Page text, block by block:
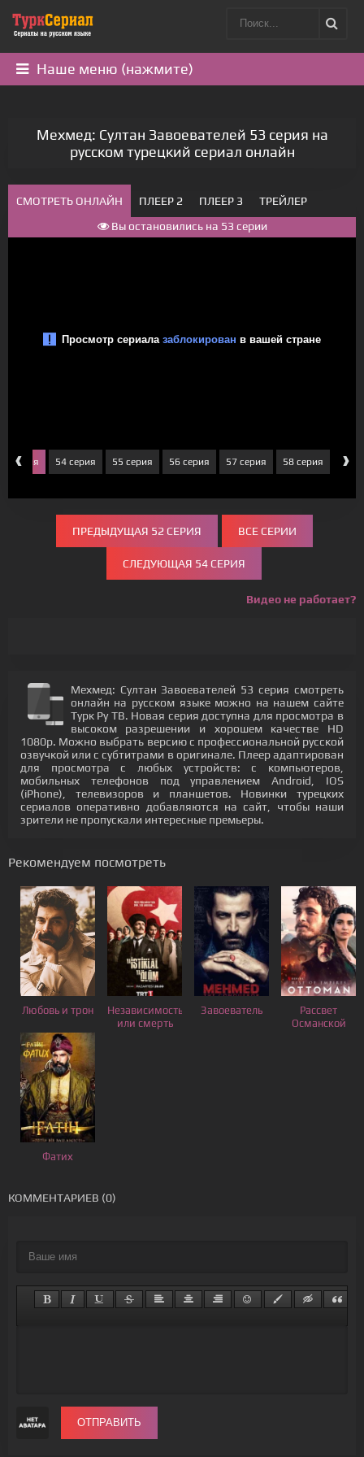
Наше меню (нажмите)
Мехмед: Султан Завоевателей 53 серия на
русском турецкий сериал онлайн
СМОТРЕТЬ ОНЛАЙН ПЛЕЕР 2 ПЛЕЕР 3
ТРЕЙЛЕР
Вы остановились на 53 серии
‹
серия 54 серия 55 серия 56 серия 57 серия 58 серия 59
›
ПРЕДЫДУЩАЯ 52 СЕРИЯ ВСЕ СЕРИИ
СЛЕДУЮЩАЯ 54 СЕРИЯ
Видео не работает?
Мехмед: Султан Завоевателей 53 серия смотреть
онлайн на русском языке можно на нашем сайте
Турк Ру ТВ. Новая серия доступна для просмотра в
высоком разрешении и хорошем качестве HD
1080p. Можно выбрать версию с профессиональной русской
озвучкой или с субтитрами в оригинале. Плеер адаптирован
для просмотра с любых устройств: с компьютеров,
мобильных телефонов под управлением Android, IOS
(iPhone), телевизоров и планшетов. Новинки турецких
сериалов оперативно добавляются на сайт, чтобы наши
зрители не пропускали интересные премьеры.
Рекомендуем посмотреть
Любовь и трон
Независимость
или смерть
Завоеватель
Рассвет
Османской
Фатих
КОММЕНТАРИЕВ (0)
ОТПРАВИТЬ